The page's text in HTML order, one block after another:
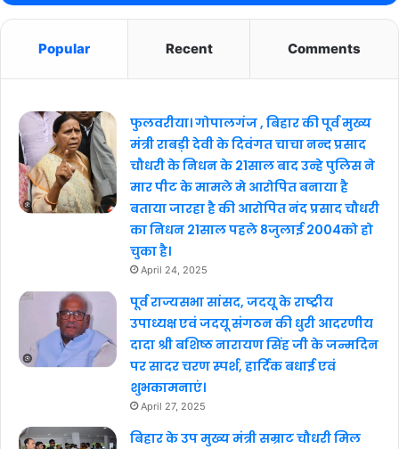
Popular Recent Comments
फुलवरीया। गोपालगंज , बिहार की पूर्व मुख्य
मंत्री राबड़ी देवी के दिवंगत चाचा नन्द प्रसाद
चौधरी के निधन के 21साल बाद उन्हे पुलिस ने
मार पीट के मामले मे आरोपित बनाया है
बताया जारहा है की आरोपित नंद प्रसाद चौधरी
का निधन 21साल पहले 8जुलाई 2004को हो
चुका है।
April 24, 2025
पूर्व राज्यसभा सांसद, जदयू के राष्ट्रीय
उपाध्यक्ष एवं जदयू संगठन की धुरी आदरणीय
दादा श्री बशिष्ठ नारायण सिंह जी के जन्मदिन
पर सादर चरण स्पर्श, हार्दिक बधाई एवं
शुभकामनाएं।
April 27, 2025
बिहार के उप मुख्य मंत्री सम्राट चौधरी मिल